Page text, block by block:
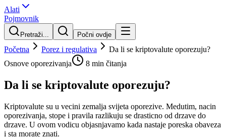
Alati
Pojmovnik
Pretraži... Počni ovdje
Početna Porez i regulativa
Da li se kriptovalute oporezuju?
Osnove oporezivanja
8 min čitanja
Da li se kriptovalute oporezuju?
Kriptovalute su u vecini zemalja svijeta oporezive. Medutim, nacin
oporezivanja, stope i pravila razlikuju se drasticno od drzave do
drzave. U ovom vodicu objasnjavamo kada nastaje poreska obaveza
i sta morate znati.